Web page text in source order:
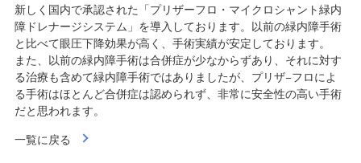
新しく国内で承認された「プリザーフロ・マイクロシャント緑内
障ドレナージシステム」を導入しております。以前の緑内障手術
と比べて眼圧下降効果が高く、手術実績が安定しております。
また、以前の緑内障手術は合併症が少なからずあり、それに対す
る治療も含めて緑内障手術ではありましたが、プリザ−フロによ
る手術はほとんど合併症は認められず、非常に安全性の高い手術
だと思われます。
一覧に戻る